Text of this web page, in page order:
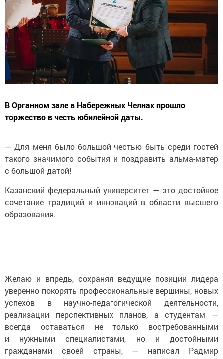
В Органном зале в Набережных Челнах прошло
торжество в честь юбилейной даты.
— Для меня было большой честью быть среди гостей
такого значимого события и поздравить альма-матер
с большой датой!
Казанский федеральный университет — это достойное
сочетание традиций и инноваций в области высшего
образования.
Желаю и впредь, сохраняя ведущие позиции лидера
уверенно покорять профессиональные вершины, новых
успехов в научно-педагогической деятельности,
реализации перспективных планов, а студентам —
всегда оставаться не только востребованными
и нужными специалистами, но и достойными
гражданами своей страны, — написал Радмир